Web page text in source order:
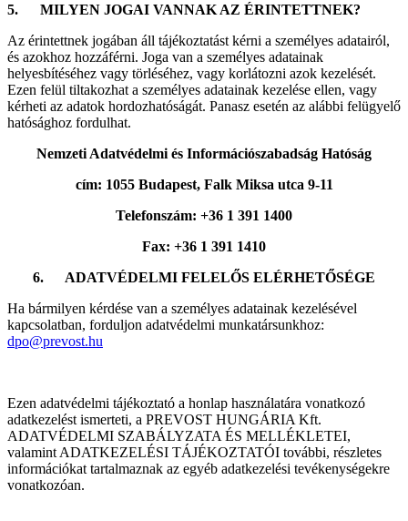
5. MILYEN JOGAI VANNAK AZ ÉRINTETTNEK?
Az érintettnek jogában áll tájékoztatást kérni a személyes adatairól,
és azokhoz hozzáférni. Joga van a személyes adatainak
helyesbítéséhez vagy törléséhez, vagy korlátozni azok kezelését.
Ezen felül tiltakozhat a személyes adatainak kezelése ellen, vagy
kérheti az adatok hordozhatóságát. Panasz esetén az alábbi felügyelő
hatósághoz fordulhat.
Nemzeti Adatvédelmi és Információszabadság Hatóság
cím: 1055 Budapest, Falk Miksa utca 9-11
Telefonszám: +36 1 391 1400
Fax: +36 1 391 1410
6. ADATVÉDELMI FELELŐS ELÉRHETŐSÉGE
Ha bármilyen kérdése van a személyes adatainak kezelésével
kapcsolatban, forduljon adatvédelmi munkatársunkhoz:
dpo@prevost.hu
Ezen adatvédelmi tájékoztató a honlap használatára vonatkozó
adatkezelést ismerteti, a PREVOST HUNGÁRIA Kft.
ADATVÉDELMI SZABÁLYZATA ÉS MELLÉKLETEI,
valamint ADATKEZELÉSI TÁJÉKOZTATÓI további, részletes
információkat tartalmaznak az egyéb adatkezelési tevékenységekre
vonatkozóan.